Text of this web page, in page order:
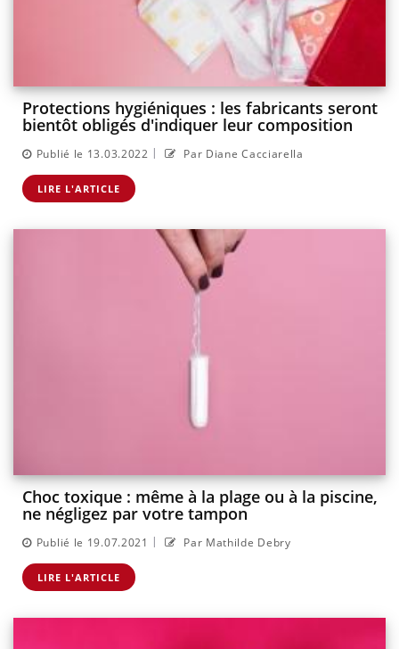
Protections hygiéniques : les fabricants seront
bientôt obligés d'indiquer leur composition
Publié le 13.03.2022 | Par Diane Cacciarella
LIRE L'ARTICLE
Choc toxique : même à la plage ou à la piscine,
ne négligez par votre tampon
Publié le 19.07.2021 | Par Mathilde Debry
LIRE L'ARTICLE